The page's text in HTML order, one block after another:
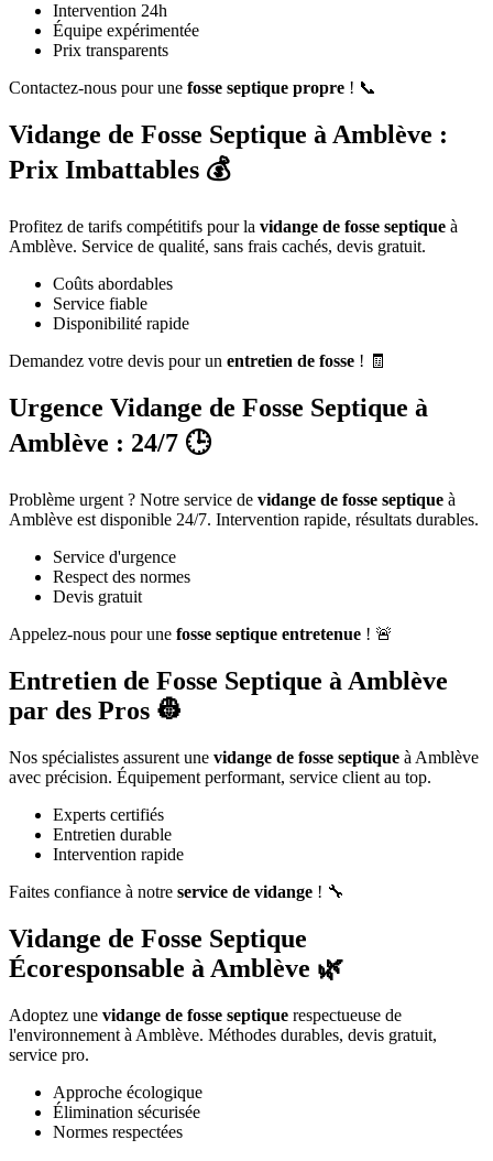
Intervention 24h
Équipe expérimentée
Prix transparents
Contactez-nous pour une fosse septique propre ! 📞
Vidange de Fosse Septique à Amblève :
Prix Imbattables 💰
Profitez de tarifs compétitifs pour la vidange de fosse septique à
Amblève. Service de qualité, sans frais cachés, devis gratuit.
Coûts abordables
Service fiable
Disponibilité rapide
Demandez votre devis pour un entretien de fosse ! 🧾
Urgence Vidange de Fosse Septique à
Amblève : 24/7 🕒
Problème urgent ? Notre service de vidange de fosse septique à
Amblève est disponible 24/7. Intervention rapide, résultats durables.
Service d'urgence
Respect des normes
Devis gratuit
Appelez-nous pour une fosse septique entretenue ! 🚨
Entretien de Fosse Septique à Amblève
par des Pros 👷
Nos spécialistes assurent une vidange de fosse septique à Amblève
avec précision. Équipement performant, service client au top.
Experts certifiés
Entretien durable
Intervention rapide
Faites confiance à notre service de vidange ! 🔧
Vidange de Fosse Septique
Écoresponsable à Amblève 🌿
Adoptez une vidange de fosse septique respectueuse de
l'environnement à Amblève. Méthodes durables, devis gratuit,
service pro.
Approche écologique
Élimination sécurisée
Normes respectées